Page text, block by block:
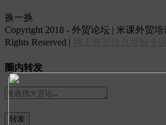
换一换
Copyright 2018 - 外贸论坛 | 米课外贸
Rights Reserved |
圈内转发